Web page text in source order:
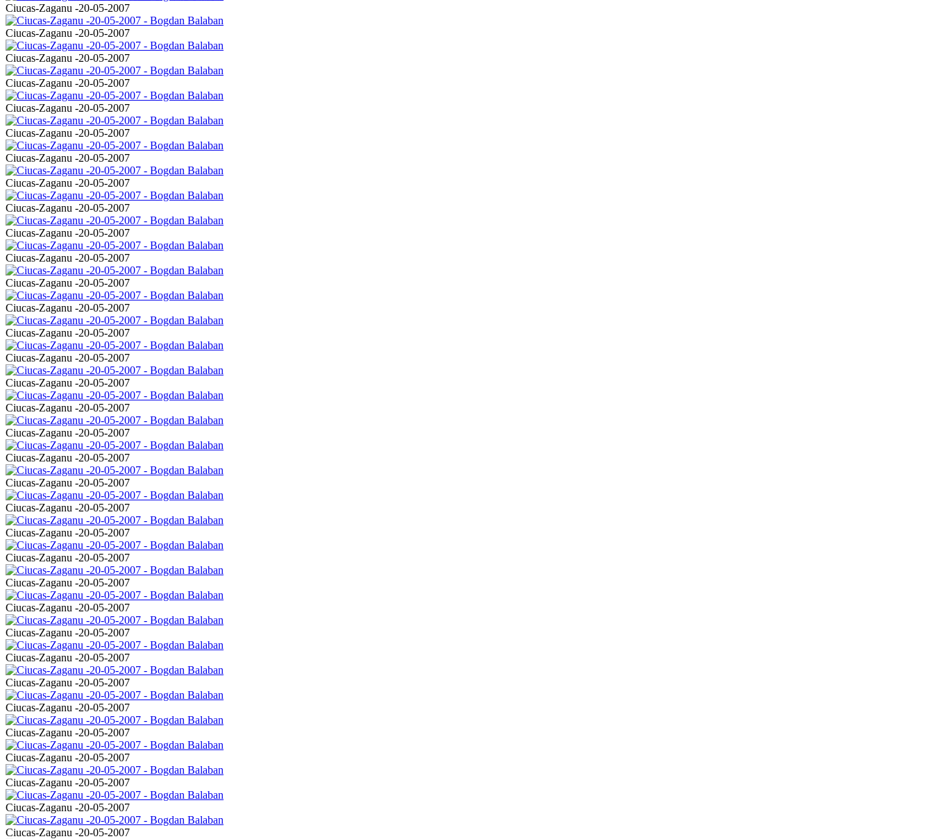
Ciucas-Zaganu -20-05-2007
Ciucas-Zaganu -20-05-2007
Ciucas-Zaganu -20-05-2007
Ciucas-Zaganu -20-05-2007
Ciucas-Zaganu -20-05-2007
Ciucas-Zaganu -20-05-2007
Ciucas-Zaganu -20-05-2007
Ciucas-Zaganu -20-05-2007
Ciucas-Zaganu -20-05-2007
Ciucas-Zaganu -20-05-2007
Ciucas-Zaganu -20-05-2007
Ciucas-Zaganu -20-05-2007
Ciucas-Zaganu -20-05-2007
Ciucas-Zaganu -20-05-2007
Ciucas-Zaganu -20-05-2007
Ciucas-Zaganu -20-05-2007
Ciucas-Zaganu -20-05-2007
Ciucas-Zaganu -20-05-2007
Ciucas-Zaganu -20-05-2007
Ciucas-Zaganu -20-05-2007
Ciucas-Zaganu -20-05-2007
Ciucas-Zaganu -20-05-2007
Ciucas-Zaganu -20-05-2007
Ciucas-Zaganu -20-05-2007
Ciucas-Zaganu -20-05-2007
Ciucas-Zaganu -20-05-2007
Ciucas-Zaganu -20-05-2007
Ciucas-Zaganu -20-05-2007
Ciucas-Zaganu -20-05-2007
Ciucas-Zaganu -20-05-2007
Ciucas-Zaganu -20-05-2007
Ciucas-Zaganu -20-05-2007
Ciucas-Zaganu -20-05-2007
Ciucas-Zaganu -20-05-2007